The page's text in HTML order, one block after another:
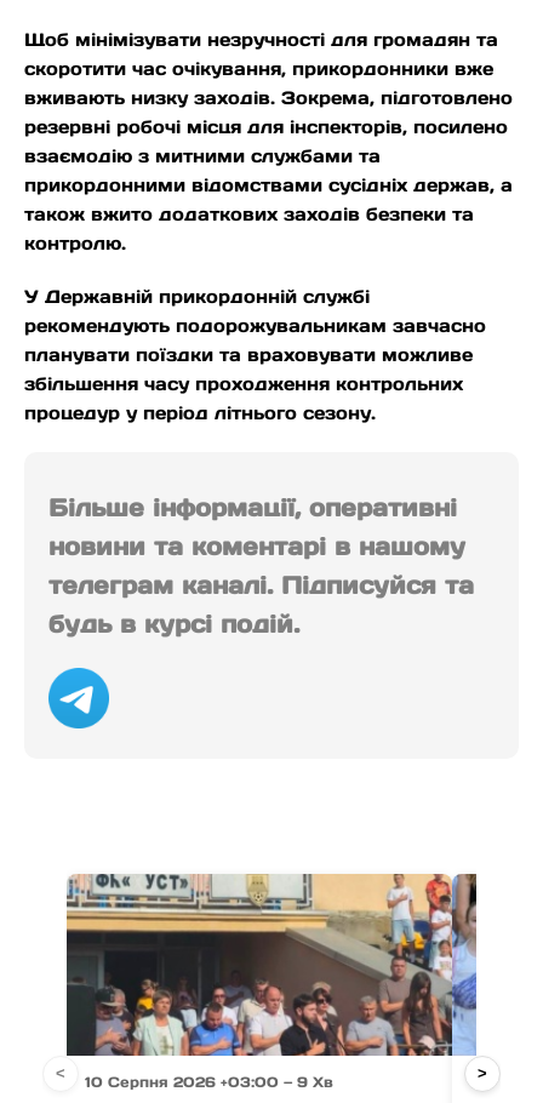
Щоб мінімізувати незручності для громадян та
скоротити час очікування, прикордонники вже
вживають низку заходів. Зокрема, підготовлено
резервні робочі місця для інспекторів, посилено
взаємодію з митними службами та
прикордонними відомствами сусідніх держав, а
також вжито додаткових заходів безпеки та
контролю.
У Державній прикордонній службі
рекомендують подорожувальникам завчасно
планувати поїздки та враховувати можливе
збільшення часу проходження контрольних
процедур у період літнього сезону.
Більше інформації, оперативні
новини та коментарі в нашому
телеграм каналі. Підписуйся та
будь в курсі подій.
10 Серпня 2026 +03:00 — 9 Хв 10
< >